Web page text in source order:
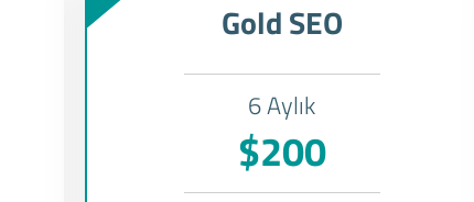
Gold SEO
6 Aylık
$200